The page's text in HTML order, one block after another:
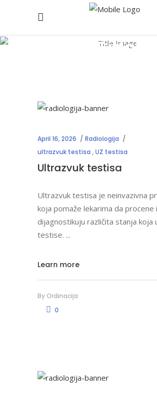
Left Sidebar
April 16, 2026
Radiologija
ultrazvuk testisa ,UZ testisa
Ultrazvuk testisa
Ultrazvuk testisa je neinvazivna
koja pomaže lekarima da procene i
dijagnostikuju različita stanja koja
testise.
Learn more
By Ordinacija
0